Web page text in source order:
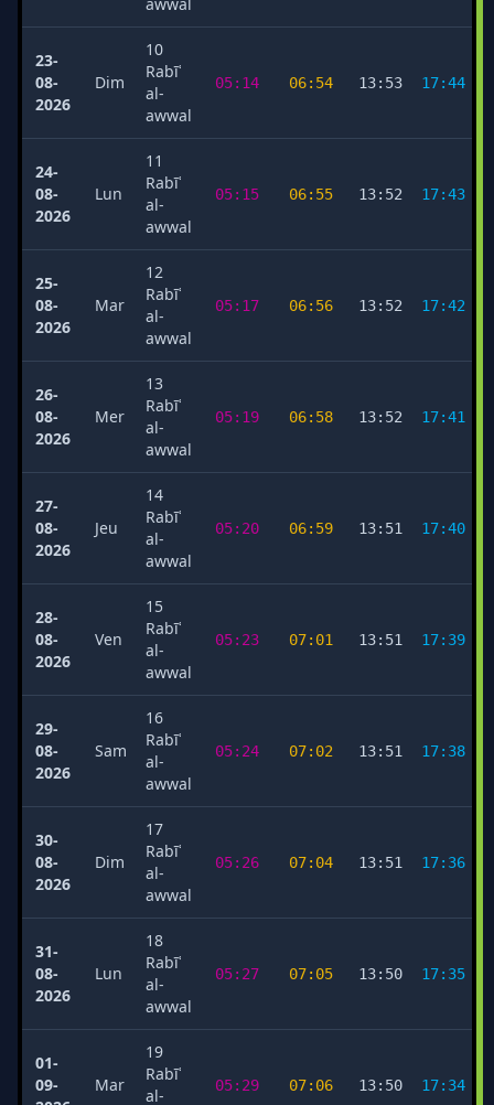
23-
08-
2026
Dim
10
Rabīʿ
al-
awwal
05:14 06:54 13:53 17:44
24-
08-
2026
Lun
11
Rabīʿ
al-
awwal
05:15 06:55 13:52 17:43
25-
08-
2026
Mar
12
Rabīʿ
al-
awwal
05:17 06:56 13:52 17:42
26-
08-
2026
Mer
13
Rabīʿ
al-
awwal
05:19 06:58 13:52 17:41
27-
08-
2026
Jeu
14
Rabīʿ
al-
awwal
05:20 06:59 13:51 17:40
28-
08-
2026
Ven
15
Rabīʿ
al-
awwal
05:23 07:01 13:51 17:39
29-
08-
2026
Sam
16
Rabīʿ
al-
awwal
05:24 07:02 13:51 17:38
30-
08-
2026
Dim
17
Rabīʿ
al-
awwal
05:26 07:04 13:51 17:36
31-
08-
2026
Lun
18
Rabīʿ
al-
awwal
05:27 07:05 13:50 17:35
01-
09-
Mar
19
Rabīʿ
al-
05:29 07:06 13:50 17:34